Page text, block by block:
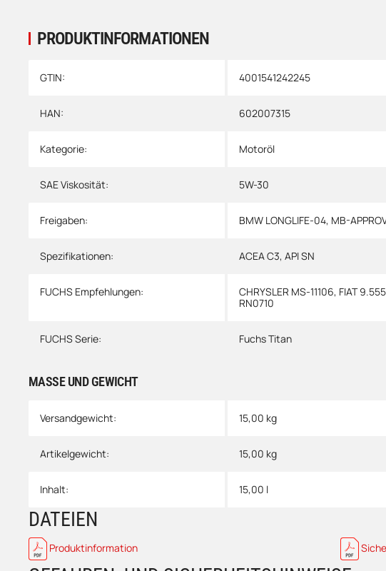
PRODUKTINFORMATIONEN
Produkteigenschaft
Wert
GTIN: 4001541242245
HAN: 602007315
Kategorie: Motoröl
SAE Viskosität: 5W-30
Freigaben: BMW LONGLIFE-04, MB-
Spezifikationen: ACEA C3, API SN
FUCHS Empfehlungen: CHRYSLER MS-11106, FIAT
RN0710
FUCHS Serie: Fuchs Titan
MASSE UND GEWICHT
Versandgewicht: 15,00 kg
Artikelgewicht: 15,00 kg
Inhalt: 15,00 l
DATEIEN
Produktinformation